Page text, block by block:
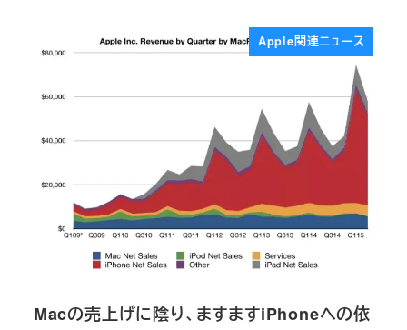
Apple関連ニュース
Macの売上げに陰り、ますますiPhoneへの依